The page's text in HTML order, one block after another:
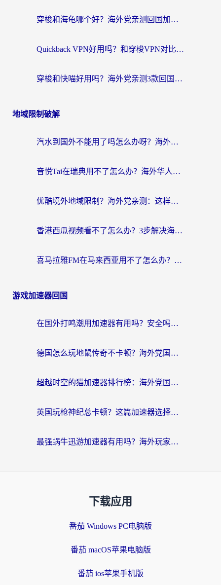
穿梭和海龟哪个好？海外党亲测回国加速器，附电脑免费VPN推荐
Quickback VPN好用吗？和穿梭VPN对比哪个回国效果更好？海外党必看的真实测评与选择指南
穿梭和快喵好用吗？海外党亲测3款回国加速器，附日本回国VPN避坑指南
地域限制破解
汽水到国外不能用了吗怎么办呀？海外党追剧看片的救星在这里！
音悦Tai在瑞典用不了怎么办？海外华人追剧听歌的实用指南
优酷境外地域限制？海外党亲测：这样看国内剧再也不卡（附3个实用场景解决）
香港西瓜视频看不了怎么办？3步解决海外追剧难题，附靠谱加速器推荐
喜马拉雅FM在马来西亚用不了怎么办？海外华人亲测有效的回国加速指南
游戏加速器回国
在国外打鸣潮用加速器有用吗？安全吗？海外玩家国服游戏加速全指南
德国怎么玩地鼠传奇不卡顿？海外党国服游戏加速全攻略（含战双EVE实用指南）
超越时空的猫加速器排行榜：海外党国服游戏不卡顿的终极选择指南
英国玩枪神纪总卡顿？这篇加速器选择指南帮你告别延迟（附实测推荐）
最强蜗牛迅游加速器有用吗？海外玩家国服游戏加速避坑指南（附德国玩忍者必须死3流星蝴蝶剑解决办法）
下载应用
番茄 Windows PC电脑版
番茄 macOS苹果电脑版
番茄 ios苹果手机版